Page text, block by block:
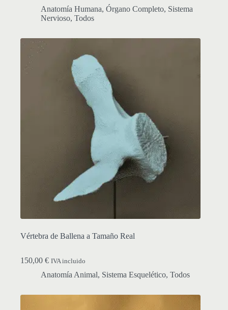
Anatomía Humana, Órgano Completo, Sistema
Nervioso, Todos
Vértebra de Ballena a Tamaño Real
150,00 € IVA incluido
Anatomía Animal, Sistema Esquelético, Todos